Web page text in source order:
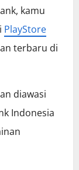
kamu
PlayStore
terbaru di
diawasi
Indonesia